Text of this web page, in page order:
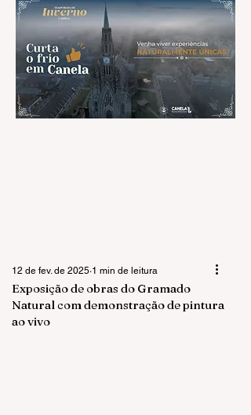
Exposição de obras do Gramado
Natural com demonstração de pintura
ao vivo
12 de fev. de 2025 1 min de leitura